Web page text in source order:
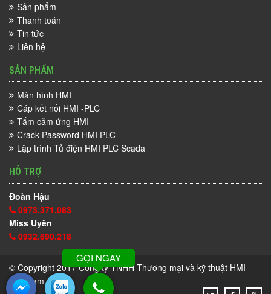
Sản phẩm
Thanh toán
Tin tức
Liên hệ
SẢN PHẨM
Màn hình HMI
Cáp kết nối HMI -PLC
Tấm cảm ứng HMI
Crack Password HMI PLC
Lập trình Tủ điện HMI PLC Scada
HỖ TRỢ
Đoàn Hậu
0973.371.083
Miss Uyên
0932.690.218
© Copyright 2017Công ty TNHH Thương mại và kỹ thuật HMI
Việt Nam
GỌI NGAY